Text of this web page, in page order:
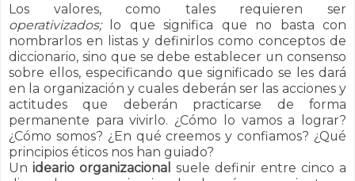
Los valores, como tales requieren ser
operativizados;
lo que significa que no basta con
nombrarlos en listas y definirlos como conceptos de
diccionario, sino que se debe establecer un consenso
sobre ellos, especificando que significado se les dará
en la organización y cuales deberán ser las acciones y
actitudes que deberán practicarse de forma
permanente para vivirlo. ¿Cómo lo vamos a lograr?
¿Cómo somos? ¿En qué creemos y confiamos? ¿Qué
principios éticos nos han guiado?
Un ideario organizacional suele definir entre cinco a